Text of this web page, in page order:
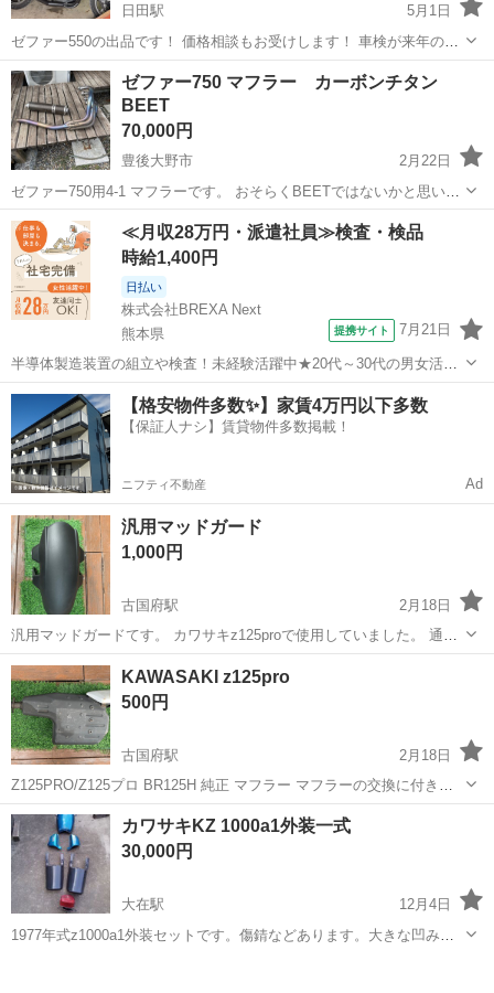
日田駅
5月1日
ゼファー550の出品です！ 価格相談もお受けします！ 車検が来年の5
月頃まで残っています。 エンジンはとても調子が良く同調もしっかり
とれています！ モリワキの車検対応マフラーを付けています。 不具合
としてはフューエルメーター...
大分 日田市
ゼファー750 マフラー カーボンチタン
BEET
70,000円
豊後大野市
2月22日
ゼファー750用4-1 マフラーです。 おそらくBEETではないかと思いま
す。 サイレンサーに傷があります。 後は質問からお願いします。
大分 豊後大野市 カワサキ チタン
≪月収28万円・派遣社員≫検査・検品
時給1,400円
日払い
株式会社BREXA Next
熊本県
提携サイト 7月21日
半導体製造装置の組立や検査！未経験活躍中★20代～30代の男女活躍
中★ワンルーム寮完備！赴任旅費会社負担！マイカー通勤OK！無料駐
車場あり！正社員登用あり！《熊本県菊池郡大津町》 人気の工場のお
仕事 ◇半導体製造装置の組立...
熊本 その他
【格安物件多数✨】家賃4万円以下多数
【保証人ナシ】賃貸物件多数掲載！
ニフティ不動産 Ad
汎用マッドガード
1,000円
古国府駅
2月18日
汎用マッドガードてす。 カワサキz125proで使用していました。 通常
のリアフェンダーの後側に取り付けていました。 ボルトナットに錆等
があります 写真で確認をお願い致します ノークレーム、ノーリターン
でお願い致します
大分 大分市
KAWASAKI z125pro
500円
古国府駅
2月18日
Z125PRO/Z125プロ BR125H 純正 マフラー マフラーの交換に付き出
品いたします。 色褪せや細かな腐食などがあります。 中古品ですので
汚れキズ、サビなどがあります。 写真にてご確認お願い致します。 ノ
ークレーム...
大分 大分市 古国府駅 カワサキ プロ
カワサキKZ 1000a1外装一式
30,000円
大在駅
12月4日
1977年式z1000a1外装セットです。傷錆などあります。大きな凹みや